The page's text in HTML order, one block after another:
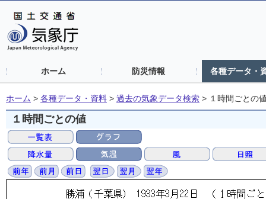
ホーム 防災情報 各種データ・
ホーム > 各種データ・資料 > 過去の気象データ検索 > １時間ごとの
１時間ごとの値